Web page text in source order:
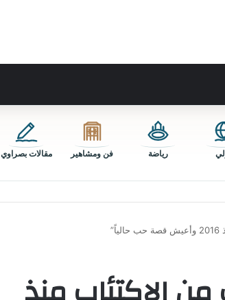
رياضة فن ومشاهير مقالات بصراوي